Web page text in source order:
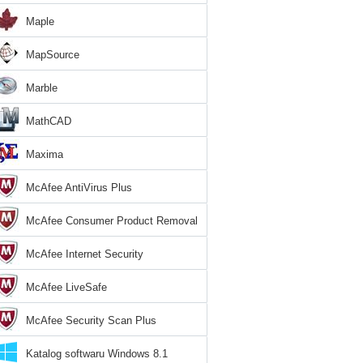
Maple
MapSource
Marble
MathCAD
Maxima
McAfee AntiVirus Plus
McAfee Consumer Product Removal
Tool
McAfee Internet Security
McAfee LiveSafe
McAfee Security Scan Plus
Katalog softwaru Windows 8.1